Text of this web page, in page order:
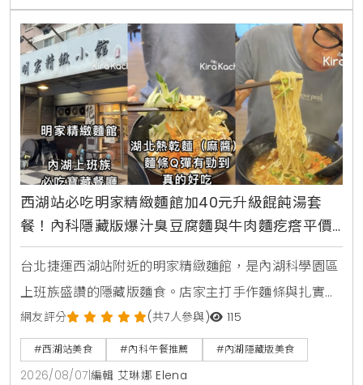
西湖站必吃明家精緻麵館加40元升級餛飩湯套
餐！內科隱藏版爆汁臭豆腐麵與牛肉麵疙瘩平價
攻略
台北捷運西湖站附近的明家精緻麵館，是內湖科學園區
上班族盛讚的隱藏版麵食。店家主打手作麵條與扎實湯
頭，包含香濃的湖北熱乾麵搭配鮮肉餛飩湯套餐，還有
酸甜解膩的蕃茄紅燒牛肉麵疙瘩，以及吸飽湯汁的麻辣
臭豆腐白肉麵。本文完整收錄菜單三大亮點，交通資訊
網友評分 (共7人參與) 115
#西湖站美食 #內科午餐推薦 #內湖隱藏版美食
2026/08/07 編輯 艾琳娜 Elena